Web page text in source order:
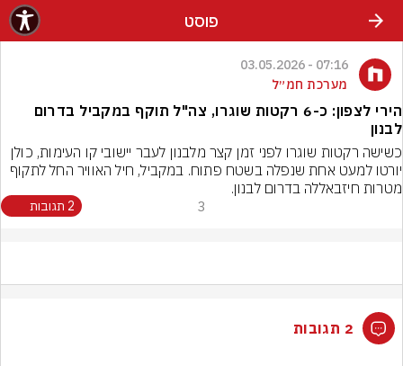
פוסט
07:16 - 03.05.2026
מערכת חמ״ל
הירי לצפון: כ-6 רקטות שוגרו, צה"ל תוקף במקביל בדרום
לבנון
מטרות חיזבאללה בדרום לבנון.
3 2 תגובות
2 תגובות